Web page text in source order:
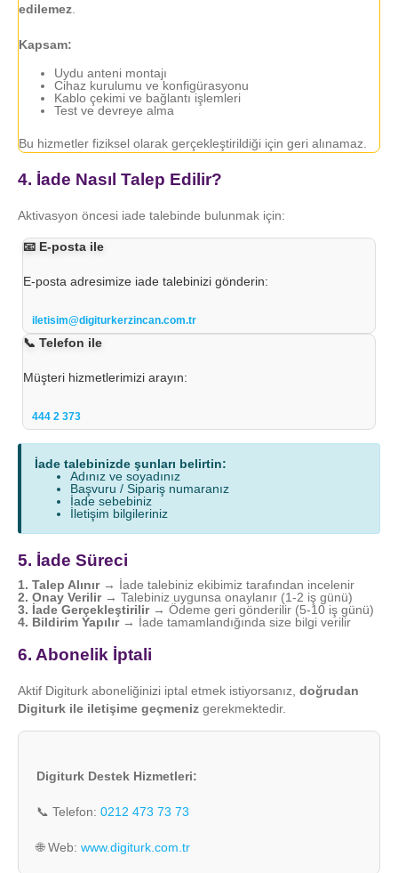
edilemez
Kapsam:
Uydu anteni montajı
Cihaz kurulumu ve konfigürasyonu
Kablo çekimi ve bağlantı işlemleri
Test ve devreye alma
Bu hizmetler fiziksel olarak gerçekleştirildiği için geri alınamaz.
4. İade Nasıl Talep Edilir?
Aktivasyon öncesi iade talebinde bulunmak için:
📧 E-posta ile
E-posta adresimize iade talebinizi gönderin:
iletisim@digiturkerzincan.com.tr
📞 Telefon ile
Müşteri hizmetlerimizi arayın:
444 2 373
İade talebinizde şunları belirtin:
Adınız ve soyadınız
Başvuru / Sipariş numaranız
İade sebebiniz
İletişim bilgileriniz
5. İade Süreci
1. Talep Alınır→ İade talebiniz ekibimiz tarafından incelenir
2. Onay Verilir→ Talebiniz uygunsa onaylanır (1-2 iş günü)
3. İade Gerçekleştirilir→ Ödeme geri gönderilir (5-10 iş günü)
4. Bildirim Yapılır→ İade tamamlandığında size bilgi verilir
6. Abonelik İptali
Aktif Digiturk aboneliğinizi iptal etmek istiyorsanız, doğrudan
Digiturk ile iletişime geçmeniz gerekmektedir.
Digiturk Destek Hizmetleri:
📞 Telefon: 0212 473 73 73
🌐 Web: www.digiturk.com.tr